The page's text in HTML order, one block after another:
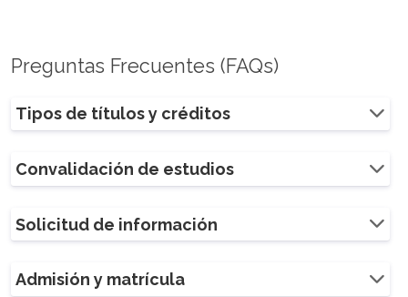
Preguntas Frecuentes (FAQs)
Tipos de títulos y créditos
Convalidación de estudios
Solicitud de información
Admisión y matrícula